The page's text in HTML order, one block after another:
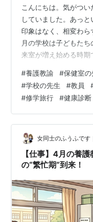
こんにちは。気がつ
していました。あっ
印象はなく、相変わ
月の学校は子どもた
来室が増え始める時期
諭にとってはこの時期
大きな山」でもありま
んな仕事をしているの
護教諭の主な仕事 続
率 保護者会での情報
えにくい負担 🎏5月
#養護教諭 #保健室の
#学校の先生 #教員
#修学旅行 #健康診断
女同士のふうふです
【仕事】4月の養
の“繁忙期”到来！